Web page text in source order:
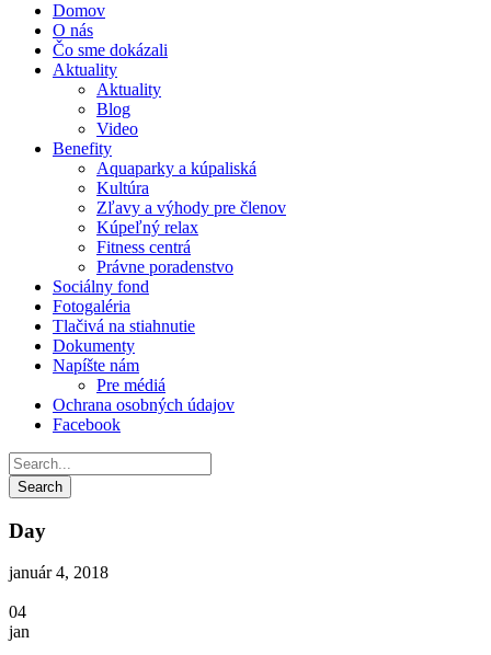
Domov
O nás
Čo sme dokázali
Aktuality
Aktuality
Blog
Video
Benefity
Aquaparky a kúpaliská
Kultúra
Zľavy a výhody pre členov
Kúpeľný relax
Fitness centrá
Právne poradenstvo
Sociálny fond
Fotogaléria
Tlačivá na stiahnutie
Dokumenty
Napíšte nám
Pre médiá
Ochrana osobných údajov
Facebook
Day
január 4, 2018
04
jan